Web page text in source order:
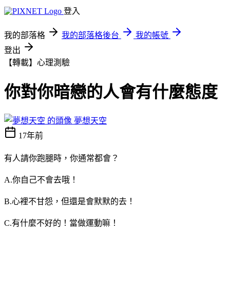
登入
我的部落格 我的部落格後台
我的帳號
登出
【轉載】心理測驗
你對你暗戀的人會有什麼態度
夢想天空
17年前
有人請你跑腿時，你通常都會？
A.你自己不會去哦！
B.心裡不甘怨，但還是會默默的去！
C.有什麼不好的！當做運動嘛！